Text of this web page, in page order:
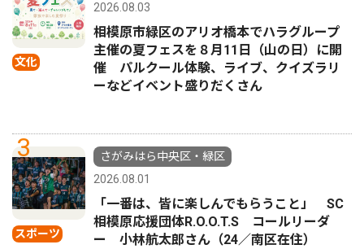
文化
2026.08.03
相模原市緑区のアリオ橋本でハラグループ
主催の夏フェスを８月11日（山の日）に開
催 パルクール体験、ライブ、クイズラリ
ーなどイベント盛りだくさん
3
スポーツ
さがみはら中央区・緑区
2026.08.01
「一番は、皆に楽しんでもらうこと」 SC
相模原応援団体R.O.O.T.S コールリーダ
ー 小林航太郎さん（24／南区在住）